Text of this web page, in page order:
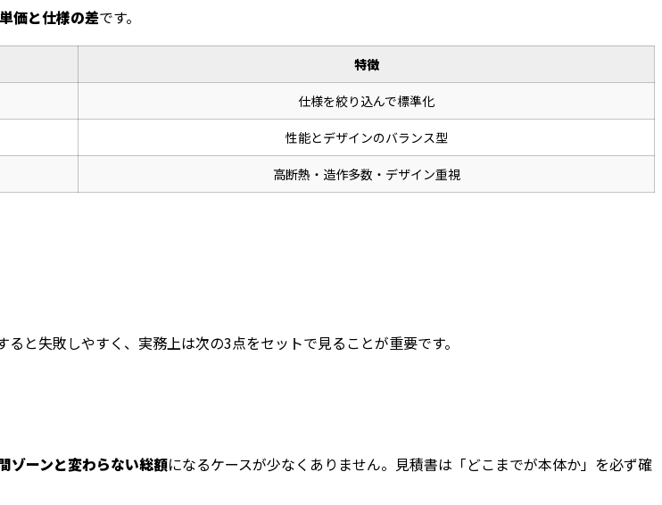
価と仕様の差です。
特徴
仕様を絞り込んで標準化
性能とデザインのバランス型
高断熱・造作多数・デザイン重視
と失敗しやすく、実務上は次の3点をセットで見ることが重要です。
ゾーンと変わらない総額になるケースが少なくありません。見積書は「どこまでが本体か」を必ず確